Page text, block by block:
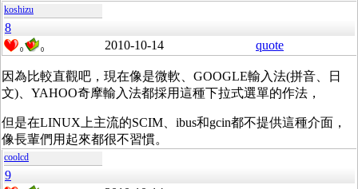
koshizu
8
0 0 2010-10-14 quote
因為比較直觀吧，現在像是微軟、GOOGLE輸入法(拼音、日
文)、YAHOO奇摩輸入法都採用這種下拉式選單的作法，
但是在LINUX上主流的SCIM、ibus和gcin都不提供這種介面，
像長輩們用起來都很不習慣。
coolcd
9